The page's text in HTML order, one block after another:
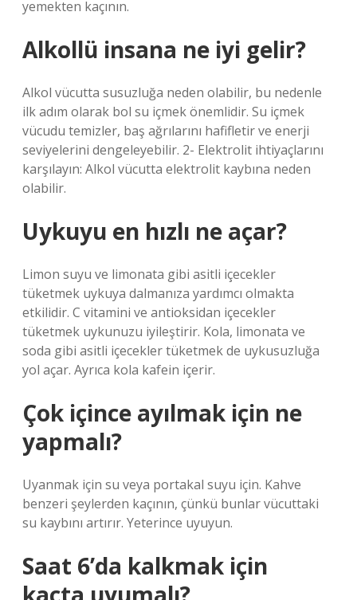
yemekten kaçının.
Alkollü insana ne iyi gelir?
Alkol vücutta susuzluğa neden olabilir, bu nedenle
ilk adım olarak bol su içmek önemlidir. Su içmek
vücudu temizler, baş ağrılarını hafifletir ve enerji
seviyelerini dengeleyebilir. 2- Elektrolit ihtiyaçlarını
karşılayın: Alkol vücutta elektrolit kaybına neden
olabilir.
Uykuyu en hızlı ne açar?
Limon suyu ve limonata gibi asitli içecekler
tüketmek uykuya dalmanıza yardımcı olmakta
etkilidir. C vitamini ve antioksidan içecekler
tüketmek uykunuzu iyileştirir. Kola, limonata ve
soda gibi asitli içecekler tüketmek de uykusuzluğa
yol açar. Ayrıca kola kafein içerir.
Çok içince ayılmak için ne
yapmalı?
Uyanmak için su veya portakal suyu için. Kahve
benzeri şeylerden kaçının, çünkü bunlar vücuttaki
su kaybını artırır. Yeterince uyuyun.
Saat 6’da kalkmak için